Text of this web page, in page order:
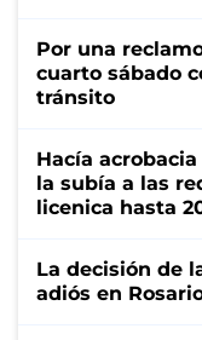
Por una
cuarto sábado
tránsito
Hacía
la subía a las
licenica hasta
La decisión de
adiós en